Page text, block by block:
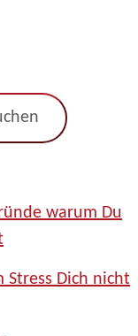
warum Du
Stress Dich nicht